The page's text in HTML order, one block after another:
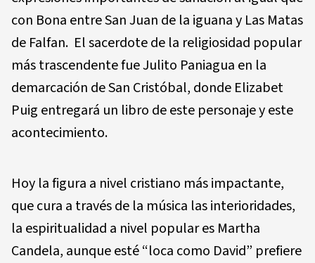
con Bona entre San Juan de la iguana y Las Matas
de Falfan. El sacerdote de la religiosidad popular
más trascendente fue Julito Paniagua en la
demarcación de San Cristóbal, donde Elizabet
Puig entregará un libro de este personaje y este
acontecimiento.
Hoy la figura a nivel cristiano más impactante,
que cura a través de la música las interioridades,
la espiritualidad a nivel popular es Martha
Candela, aunque esté “loca como David” prefiere